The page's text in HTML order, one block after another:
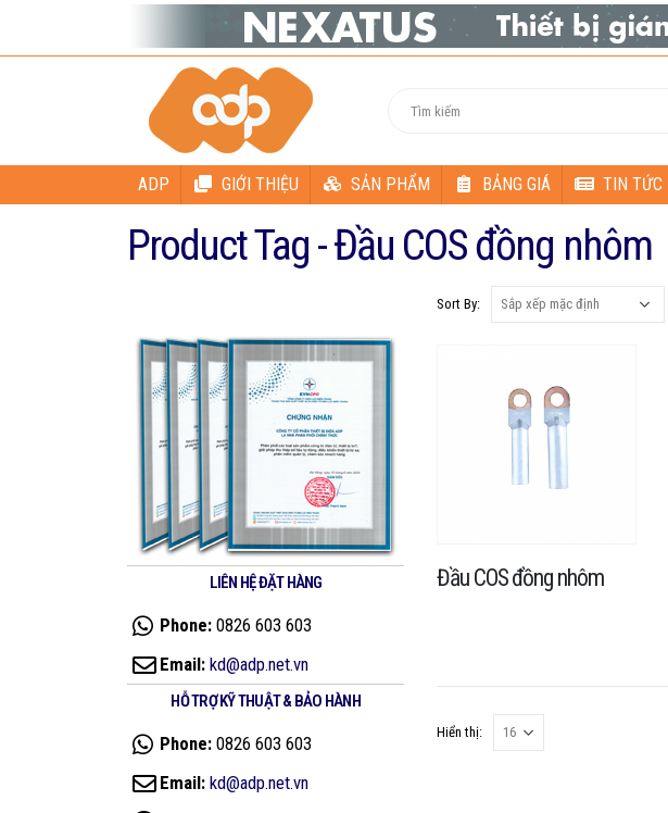
ADP GIỚI THIỆU SẢN PHẨM BẢNG GIÁ TIN TỨC
Product Tag - Đầu COS đồng nhôm
Sort By:
Đầu COS đồng nhôm
Hiển thị:
LIÊN HỆ ĐẶT HÀNG
Phone: 0826 603 603
Email: kd@adp.net.vn
HỖ TRỢ KỸ THUẬT & BẢO HÀNH
Phone: 0826 603 603
Email: kd@adp.net.vn